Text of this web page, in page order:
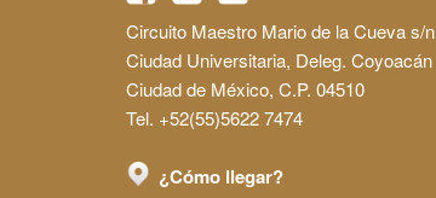
Circuito Maestro Mario de la Cueva s/n
Ciudad Universitaria, Deleg. Coyoacán
Ciudad de México, C.P. 04510
Tel. +52(55)5622 7474
¿Cómo llegar?